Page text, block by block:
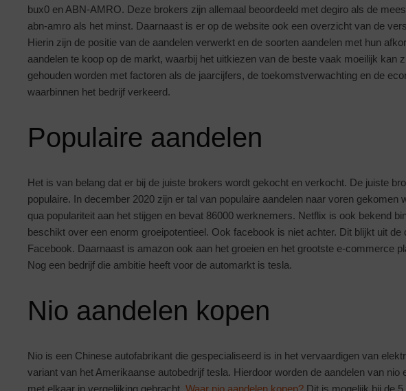
bux0 en ABN-AMRO. Deze brokers zijn allemaal beoordeeld met degiro als de
abn-amro als het minst. Daarnaast is er op de website ook een overzicht van de
Hierin zijn de positie van de aandelen verwerkt en de soorten aandelen met hun
aandelen te koop op de markt, waarbij het uitkiezen van de beste vaak moeilijk kan
gehouden worden met factoren als de jaarcijfers, de toekomstverwachting en de
waarbinnen het bedrijf verkeerd.
Populaire aandelen
Het is van belang dat er bij de juiste brokers wordt gekocht en verkocht. De juiste
populaire. In december 2020 zijn er tal van populaire aandelen naar voren gekomen
qua populariteit aan het stijgen en bevat 86000 werknemers. Netflix is ook bekend
beschikt over een enorm groeipotentieel. Ook facebook is niet achter. Dit blijkt uit de
Facebook. Daarnaast is amazon ook aan het groeien en het grootste e-commerce
Nog een bedrijf die ambitie heeft voor de automarkt is tesla.
Nio aandelen kopen
Nio is een Chinese autofabrikant die gespecialiseerd is in het vervaardigen van
variant van het Amerikaanse autobedrijf tesla. Hierdoor worden de aandelen van nio
met elkaar in vergelijking gebracht. Waar nio aandelen kopen? Dit is mogelijk bij de